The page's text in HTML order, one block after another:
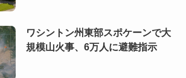
ワシントン州東部スポケーンで大
規模山火事、6万人に避難指示